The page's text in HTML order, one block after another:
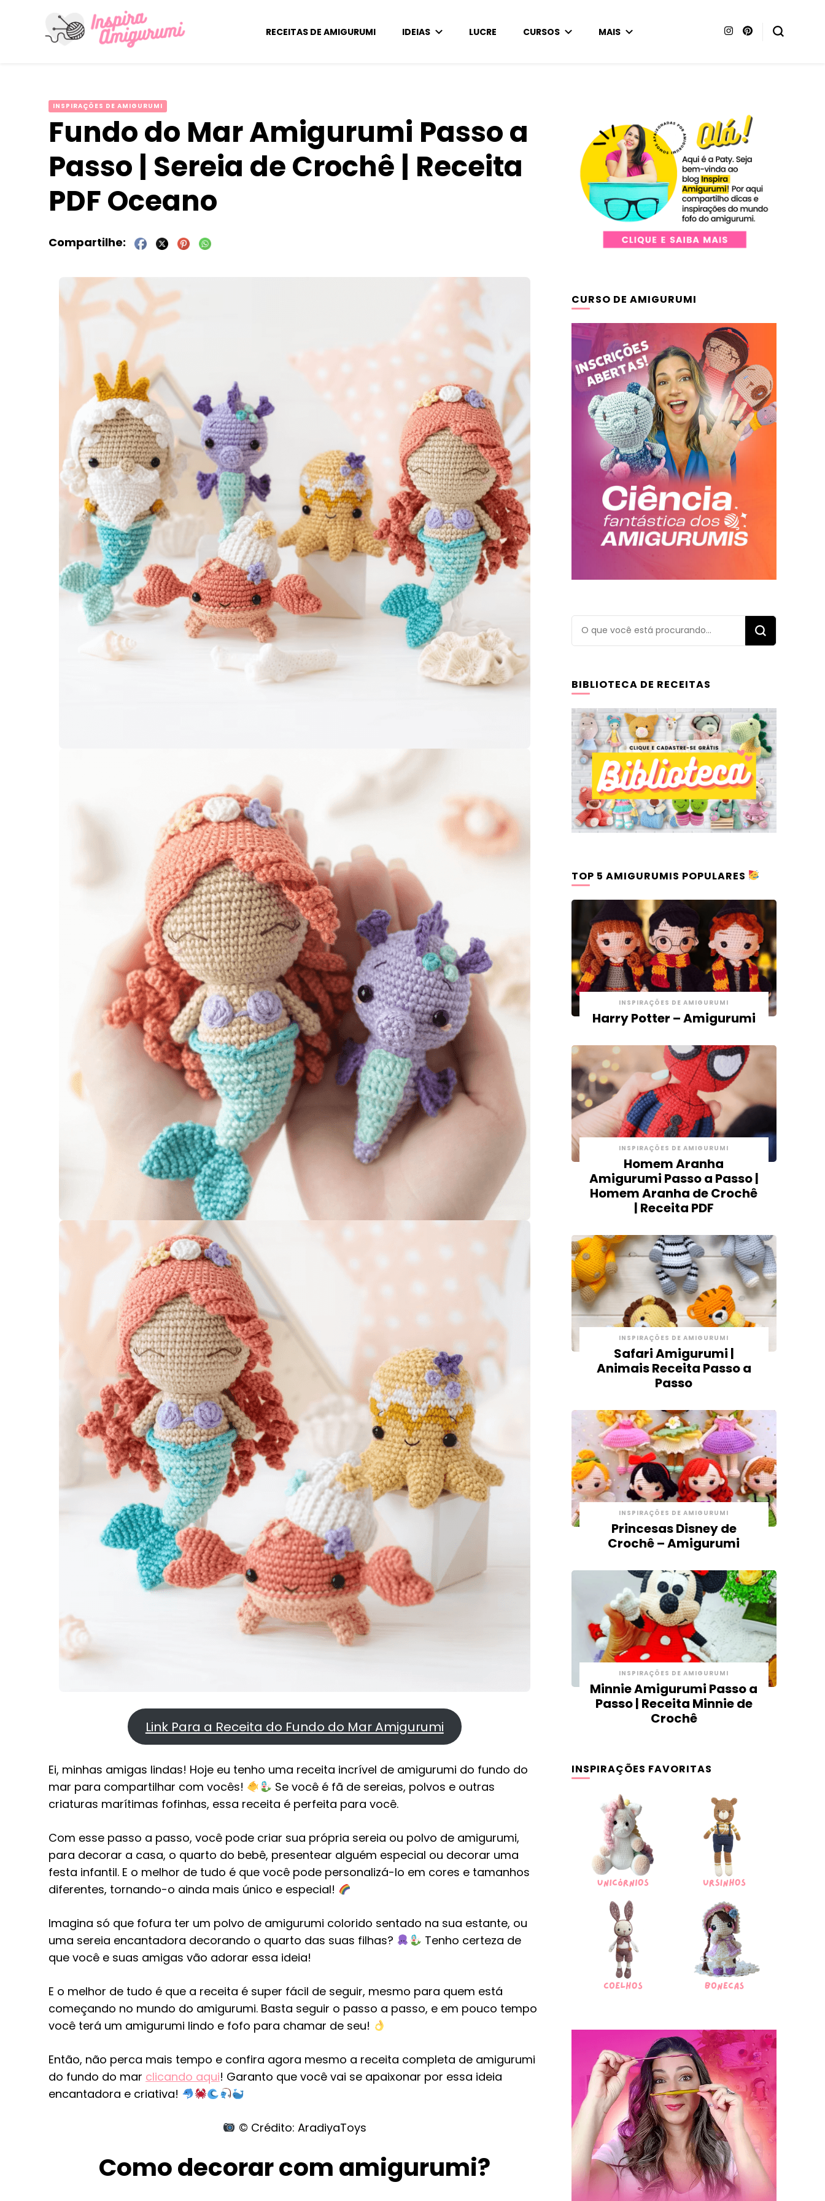
RECEITAS DE AMIGURUMI IDEIAS LUCRE CURSOS MAIS
INSPIRAÇÕES DE AMIGURUMI
Fundo do Mar Amigurumi Passo a
Passo | Sereia de Crochê | Receita
PDF Oceano
Link Para a Receita do Fundo do Mar Amigurumi
Ei, minhas amigas lindas! Hoje eu tenho uma receita incrível de amigurumi do fundo do
mar para compartilhar com vocês!
Se você é fã de sereias, polvos e outras
criaturas marítimas fofinhas, essa receita é perfeita para você.
Com esse passo a passo, você pode criar sua própria sereia ou polvo de amigurumi,
para decorar a casa, o quarto do bebê, presentear alguém especial ou decorar uma
festa infantil. E o melhor de tudo é que você pode personalizá-lo em cores e tamanhos
diferentes, tornando-o ainda mais único e especial!
Imagina só que fofura ter um polvo de amigurumi colorido sentado na sua estante, ou
uma sereia encantadora decorando o quarto das suas filhas?
Tenho certeza de
que você e suas amigas vão adorar essa ideia!
E o melhor de tudo é que a receita é super fácil de seguir, mesmo para quem está
começando no mundo do amigurumi. Basta seguir o passo a passo, e em pouco tempo
você terá um amigurumi lindo e fofo para chamar de seu!
Então, não perca mais tempo e confira agora mesmo a receita completa de amigurumi
do fundo do mar clicando aqui! Garanto que você vai se apaixonar por essa ideia
encantadora e criativa!
© Crédito: AradiyaToys
Como decorar com amigurumi?
CURSO DE AMIGURUMI
Procurando
algo?
BIBLIOTECA DE RECEITAS
TOP 5 AMIGURUMIS POPULARES
INSPIRAÇÕES DE AMIGURUMI
Harry Potter – Amigurumi
INSPIRAÇÕES DE AMIGURUMI
Homem Aranha
Amigurumi Passo a Passo |
Homem Aranha de Crochê
| Receita PDF
INSPIRAÇÕES DE AMIGURUMI
Safari Amigurumi |
Animais Receita Passo a
Passo
INSPIRAÇÕES DE AMIGURUMI
Princesas Disney de
Crochê – Amigurumi
INSPIRAÇÕES DE AMIGURUMI
Minnie Amigurumi Passo a
Passo | Receita Minnie de
Crochê
INSPIRAÇÕES FAVORITAS